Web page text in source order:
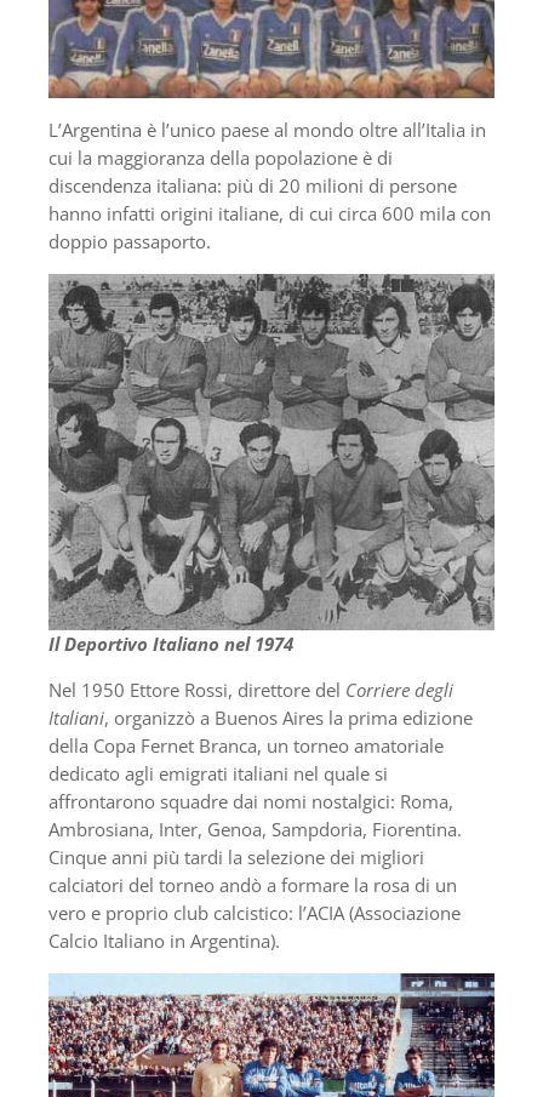
L’Argentina è l’unico paese al mondo oltre all’Italia in
cui la maggioranza della popolazione è di
discendenza italiana: più di 20 milioni di persone
hanno infatti origini italiane, di cui circa 600 mila con
doppio passaporto.
Il Deportivo Italiano nel 1974
Nel 1950 Ettore Rossi, direttore del Corriere degli
Italiani, organizzò a Buenos Aires la prima edizione
della Copa Fernet Branca, un torneo amatoriale
dedicato agli emigrati italiani nel quale si
affrontarono squadre dai nomi nostalgici: Roma,
Ambrosiana, Inter, Genoa, Sampdoria, Fiorentina.
Cinque anni più tardi la selezione dei migliori
calciatori del torneo andò a formare la rosa di un
vero e proprio club calcistico: l’ACIA (Associazione
Calcio Italiano in Argentina).